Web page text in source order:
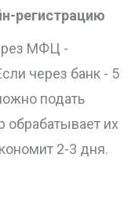
регистрацию
МФЦ -
через банк - 5
подать
обрабатывает их
2-3 дня.